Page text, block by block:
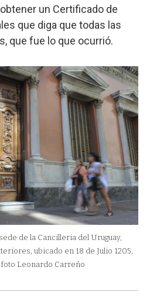
un Certificado de
que diga que todas las
que fue lo que ocurrió.
de la Cancilleria del Uruguay,
ubicado en 18 de Julio 1205,
Leonardo Carreño